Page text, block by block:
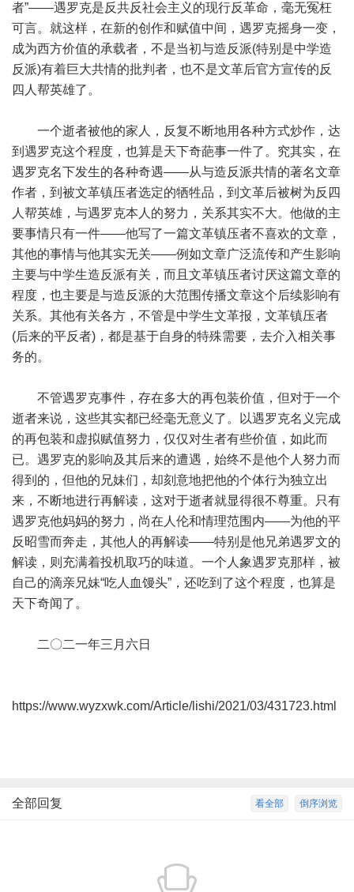
者”——遇罗克是反共反社会主义的现行反革命，毫无冤枉
可言。就这样，在新的创作和赋值中间，遇罗克摇身一变，
成为西方价值的承载者，不是当初与造反派(特别是中学造
反派)有着巨大共情的批判者，也不是文革后官方宣传的反
四人帮英雄了。
一个逝者被他的家人，反复不断地用各种方式炒作，达
到遇罗克这个程度，也算是天下奇葩事一件了。究其实，在
遇罗克名下发生的各种奇遇——从与造反派共情的著名文章
作者，到被文革镇压者选定的牺牲品，到文革后被树为反四
人帮英雄，与遇罗克本人的努力，关系其实不大。他做的主
要事情只有一件——他写了一篇文革镇压者不喜欢的文章，
其他的事情与他其实无关——例如文章广泛流传和产生影响
主要与中学生造反派有关，而且文革镇压者讨厌这篇文章的
程度，也主要是与造反派的大范围传播文章这个后续影响有
关系。其他有关各方，不管是中学生文革报，文革镇压者
(后来的平反者)，都是基于自身的特殊需要，去介入相关事
务的。
不管遇罗克事件，存在多大的再包装价值，但对于一个
逝者来说，这些其实都已经毫无意义了。以遇罗克名义完成
的再包装和虚拟赋值努力，仅仅对生者有些价值，如此而
已。遇罗克的影响及其后来的遭遇，始终不是他个人努力而
得到的，但他的兄妹们，却刻意地把他的个体行为独立出
来，不断地进行再解读，这对于逝者就显得很不尊重。只有
遇罗克他妈妈的努力，尚在人伦和情理范围内——为他的平
反昭雪而奔走，其他人的再解读——特别是他兄弟遇罗文的
解读，则充满着投机取巧的味道。一个人象遇罗克那样，被
自己的滴亲兄妹“吃人血馒头”，还吃到了这个程度，也算是
天下奇闻了。
二〇二一年三月六日
https://www.wyzxwk.com/Article/lishi/2021/03/431723.html
倒序浏览
看全部
全部回复